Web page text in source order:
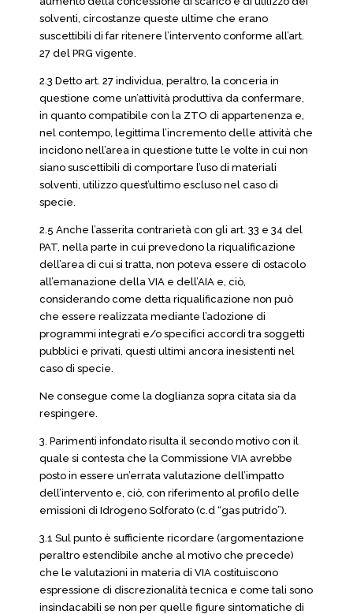
solventi, circostanze queste ultime che erano
suscettibili di far ritenere l’intervento conforme all’art.
27 del PRG vigente.
2.3 Detto art. 27 individua, peraltro, la conceria in
questione come un’attività produttiva da confermare,
in quanto compatibile con la ZTO di appartenenza e,
nel contempo, legittima l’incremento delle attività che
incidono nell’area in questione tutte le volte in cui non
siano suscettibili di comportare l’uso di materiali
solventi, utilizzo quest’ultimo escluso nel caso di
specie.
2.5 Anche l’asserita contrarietà con gli art. 33 e 34 del
PAT, nella parte in cui prevedono la riqualificazione
dell’area di cui si tratta, non poteva essere di ostacolo
all’emanazione della VIA e dell’AIA e, ciò,
considerando come detta riqualificazione non può
che essere realizzata mediante l’adozione di
programmi integrati e/o specifici accordi tra soggetti
pubblici e privati, questi ultimi ancora inesistenti nel
caso di specie.
Ne consegue come la doglianza sopra citata sia da
respingere.
3. Parimenti infondato risulta il secondo motivo con il
quale si contesta che la Commissione VIA avrebbe
posto in essere un’errata valutazione dell’impatto
dell’intervento e, ciò, con riferimento al profilo delle
emissioni di Idrogeno Solforato (c.d “gas putrido”).
3.1 Sul punto è sufficiente ricordare (argomentazione
peraltro estendibile anche al motivo che precede)
che le valutazioni in materia di VIA costituiscono
espressione di discrezionalità tecnica e come tali sono
insindacabili se non per quelle figure sintomatiche di